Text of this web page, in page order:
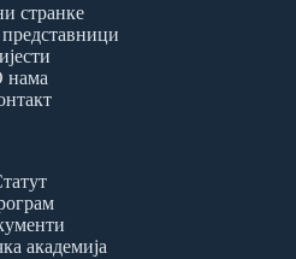
странке
нама
академија